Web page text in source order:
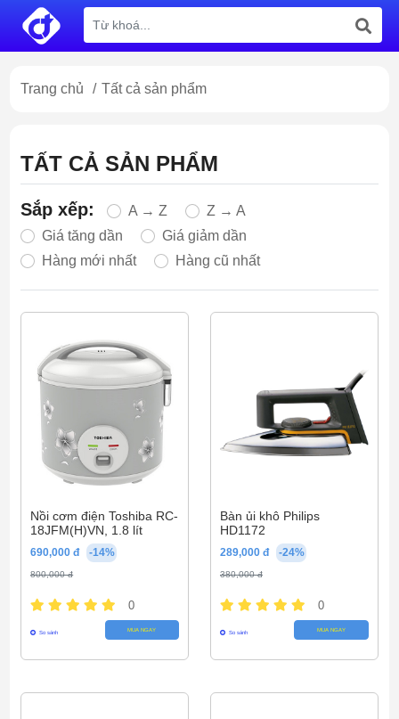
Trang chủ / Tất cả sản phẩm
TẤT CẢ SẢN PHẨM
Sắp xếp: A → Z
Z → A
Giá tăng dần
Giá giảm dần
Hàng mới nhất
Hàng cũ nhất
Nồi cơm điện Toshiba RC-
18JFM(H)VN, 1.8 lít
690,000 đ -14%
800,000 đ
0
So sánh MUA NGAY
Bàn ủi khô Philips
HD1172
289,000 đ -24%
380,000 đ
0
So sánh MUA NGAY